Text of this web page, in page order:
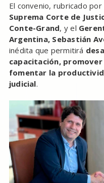
El convenio, rubricado por
Suprema Corte de
Conte-Grand, y el
Argentina, Sebastián
inédita que permitirá
capacitación,
fomentar la
judicial.